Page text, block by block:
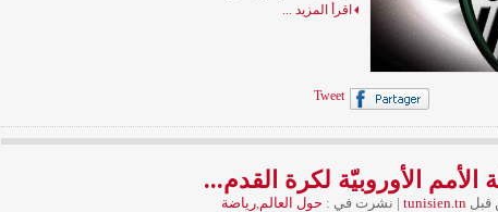
اقرأ المزيد ...
Tweet
الأمم الأوروبيّة لكرة القدم...
قبلtunisien.tn
| نشرت في : حول العالم,رياضة